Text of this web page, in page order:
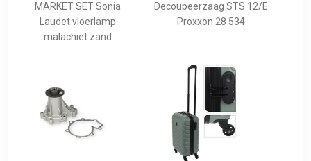
MARKET SET Sonia
Laudet vloerlamp
malachiet zand
Decoupeerzaag STS 12/E
Proxxon 28 534